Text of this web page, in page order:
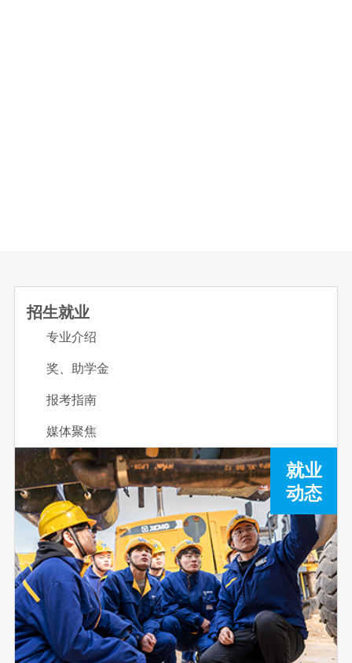
招生就业
专业介绍
奖、助学金
报考指南
媒体聚焦
就业
动态